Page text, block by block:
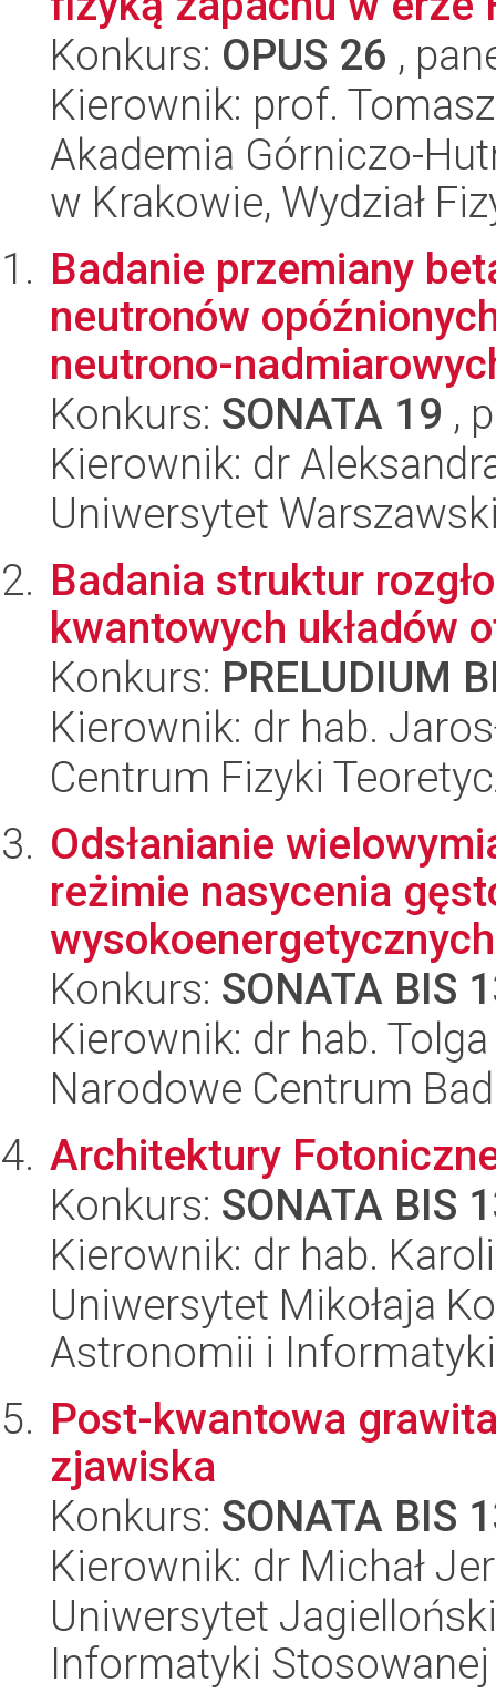
Konkurs: OPUS 26 ,
Kierownik: prof.
Akademia Górniczo-
w Krakowie, Wydział
Badanie przemiany
neutronów
neutrono-
Konkurs: SONATA 19 ,
Kierownik: dr
Uniwersytet
Badania struktur
kwantowych układów
Konkurs: PRELUDIUM
Kierownik: dr hab.
Centrum Fizyki
Odsłanianie
reżimie nasycenia
Konkurs: SONATA BIS
Kierownik: dr hab.
Narodowe Centrum
Architektury
Konkurs: SONATA BIS
Kierownik: dr hab.
Uniwersytet Mikołaja
Astronomii i
Post-kwantowa
zjawiska
Konkurs: SONATA BIS
Kierownik: dr Michał
Uniwersytet
Informatyki Stosowanej